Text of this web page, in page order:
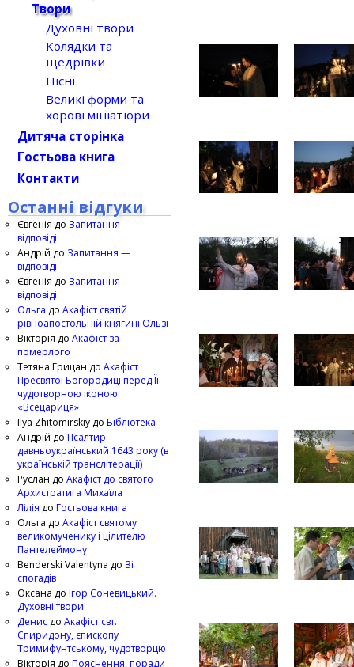
Твори
Духовні твори
Колядки та
щедрівки
Пісні
Великі форми та
хорові мініатюри
Дитяча сторінка
Гостьова книга
Контакти
Останні відгуки
Євгенія до Запитання —
відповіді
Андрій до Запитання —
відповіді
Євгенія до Запитання —
відповіді
Ольга до Акафіст святій
рівноапостольній княгині Ользі
Вікторія до Акафіст за
померлого
Тетяна Грицан до Акафіст
Пресвятої Богородиці перед Її
чудотворною іконою
«Всецариця»
Ilya Zhitomirskiy до Бібліотека
Андрій до Псалтир
давньоукраїнський 1643 року (в
українській транслітерації)
Руслан до Акафіст до святого
Архистратига Михаїла
Лілія до Гостьова книга
Ольга до Акафіст святому
великомученику і цілителю
Пантелеймону
Benderski Valentyna до Зі
спогадів
Оксана до Ігор Соневицький.
Духовні твори
Денис до Акафіст свт.
Спиридону, єпископу
Тримифунтському, чудотворцю
Вікторія до Пояснення, поради